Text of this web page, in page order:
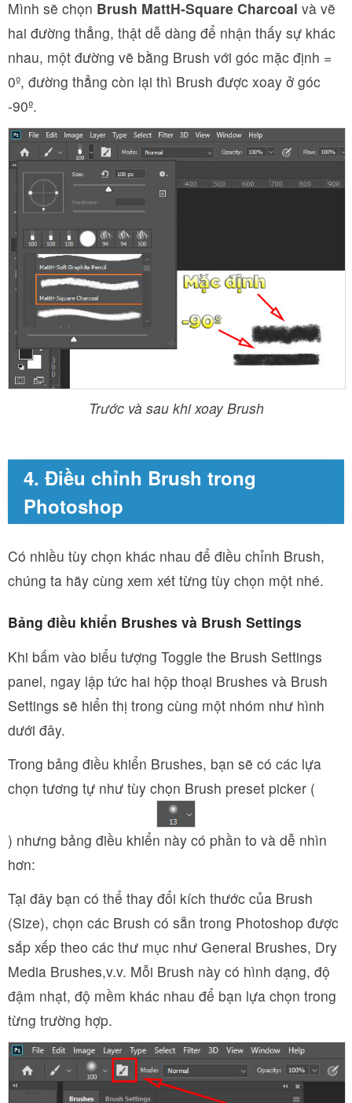
Mình sẽ chọn Brush MattH-Square Charcoal và vẽ
hai đường thẳng, thật dễ dàng để nhận thấy sự khác
nhau, một đường vẽ bằng Brush với góc mặc định =
0º, đường thẳng còn lại thì Brush được xoay ở góc
-90º.
Trước và sau khi xoay Brush
4. Điều chỉnh Brush trong
Photoshop
Có nhiều tùy chọn khác nhau để điều chỉnh Brush,
chúng ta hãy cùng xem xét từng tùy chọn một nhé.
Bảng điều khiển Brushes và Brush Settings
Khi bấm vào biểu tượng Toggle the Brush Settings
panel, ngay lập tức hai hộp thoại Brushes và Brush
Settings sẽ hiển thị trong cùng một nhóm như hình
dưới đây.
Trong bảng điều khiển Brushes, bạn sẽ có các lựa
chọn tương tự như tùy chọn Brush preset picker (
) nhưng bảng điều khiển này có phần to và dễ nhìn
hơn:
Tại đây bạn có thể thay đổi kích thước của Brush
(Size), chọn các Brush có sẵn trong Photoshop được
sắp xếp theo các thư mục như General Brushes, Dry
Media Brushes,v.v. Mỗi Brush này có hình dạng, độ
đậm nhạt, độ mềm khác nhau để bạn lựa chọn trong
từng trường hợp.